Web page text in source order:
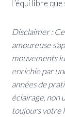
l’équilibre
Disclaimer :
amoureuse
mouvements
enrichie par
années de
éclairage, non
toujours votre